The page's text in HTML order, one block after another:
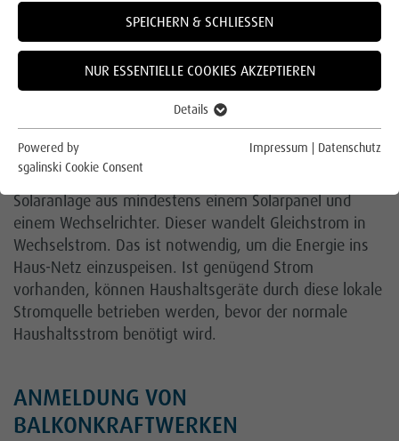
Online Service und Formulare
Kontakt
Karriere
Kundenportal
Netz
In Zeiten steigender Energiepreise sind sogenannte
Balkonkraftwerke gefragter denn je. Denn die
steckerfertigen Photovoltaik-Anlagen erzeugen zu
Hause Strom aus Sonnenenergie und benötigen nicht
Wie funktioniert ein Balkonkraftwerk?
Wie herkömmliche PV-Anlagen besteht auch eine Mini-
Solaranlage aus mindestens einem Solarpanel und
einem Wechselrichter. Dieser wandelt Gleichstrom in
Wechselstrom. Das ist notwendig, um die Energie ins
Haus-Netz einzuspeisen. Ist genügend Strom
vorhanden, können Haushaltsgeräte durch diese lokale
Stromquelle betrieben werden, bevor der normale
Haushaltsstrom benötigt wird.
ANMELDUNG VON
BALKONKRAFTWERKEN
SPEICHERN & SCHLIESSEN
NUR ESSENTIELLE COOKIES AKZEPTIEREN
Details
Powered by
sgalinski Cookie Consent
Impressum | Datenschutz